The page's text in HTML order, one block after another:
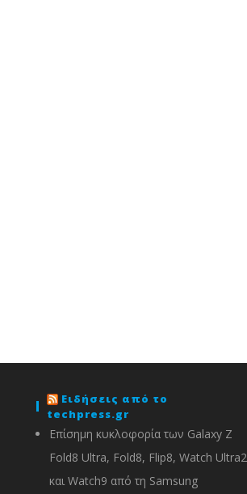
Ειδήσεις από το
techpress.gr
Επίσημη κυκλοφορία των Galaxy Z
Fold8 Ultra, Fold8, Flip8, Watch Ultra2
και Watch9 από τη Samsung